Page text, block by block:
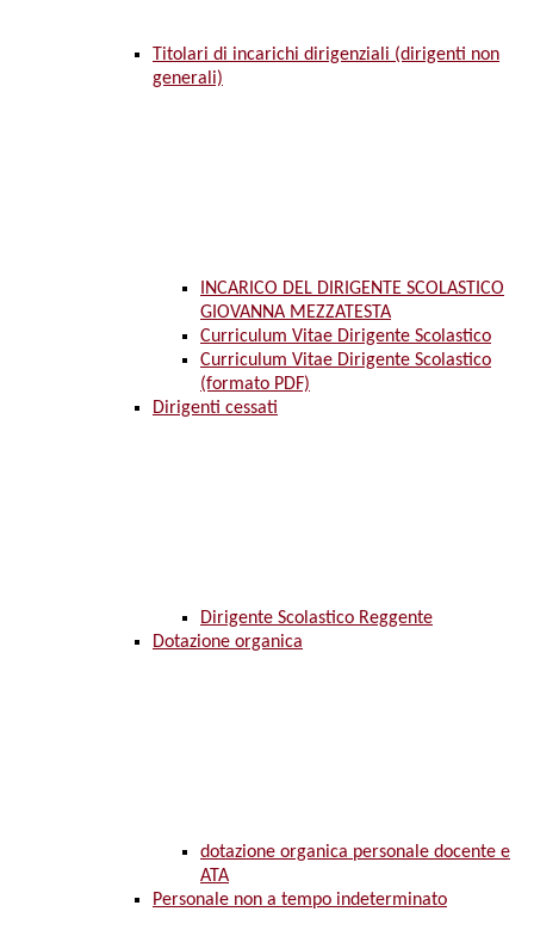
Titolari di incarichi dirigenziali (dirigenti non
generali)
INCARICO DEL DIRIGENTE SCOLASTICO
GIOVANNA MEZZATESTA
Curriculum Vitae Dirigente Scolastico
Curriculum Vitae Dirigente Scolastico
(formato PDF)
Dirigenti cessati
Dirigente Scolastico Reggente
Dotazione organica
dotazione organica personale docente e
ATA
Personale non a tempo indeterminato